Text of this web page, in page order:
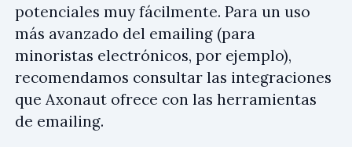
potenciales muy fácilmente. Para un uso
más avanzado del emailing (para
minoristas electrónicos, por ejemplo),
recomendamos consultar las integraciones
que Axonaut ofrece con las herramientas
de emailing.